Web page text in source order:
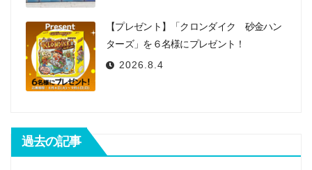
【プレゼント】「クロンダイク 砂金ハン
ターズ」を６名様にプレゼント！
2026.8.4
過去の記事